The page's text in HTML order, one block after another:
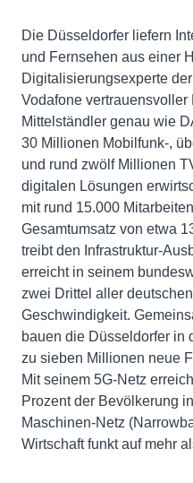
Die Düsseldorfer liefern
und Fernsehen aus einer
Digitalisierungsexperte
Vodafone vertrauensvoller
Mittelständler genau wie
30 Millionen Mobilfunk-,
und rund zwölf Millionen
digitalen Lösungen
mit rund 15.000
Gesamtumsatz von etwa
treibt den Infrastruktur-
erreicht in seinem
zwei Drittel aller
Geschwindigkeit.
bauen die Düsseldorfer in
zu sieben Millionen neue
Mit seinem 5G-Netz
Prozent der Bevölkerung
Maschinen-Netz
Wirtschaft funkt auf mehr